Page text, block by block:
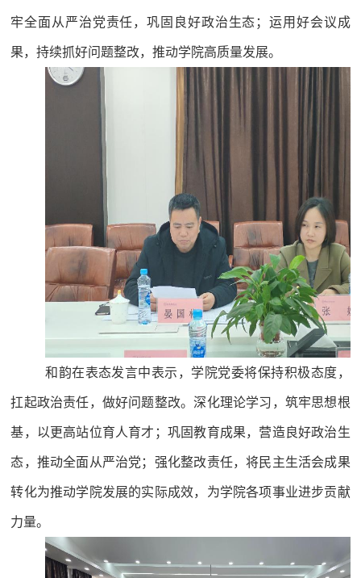
牢全面从严治党责任，巩固良好政治生态；运用好会议成
果，持续抓好问题整改，推动学院高质量发展。
和韵在表态发言中表示，学院党委将保持积极态度，
扛起政治责任，做好问题整改。深化理论学习，筑牢思想根
基，以更高站位育人育才；巩固教育成果，营造良好政治生
态，推动全面从严治党；强化整改责任，将民主生活会成果
转化为推动学院发展的实际成效，为学院各项事业进步贡献
力量。